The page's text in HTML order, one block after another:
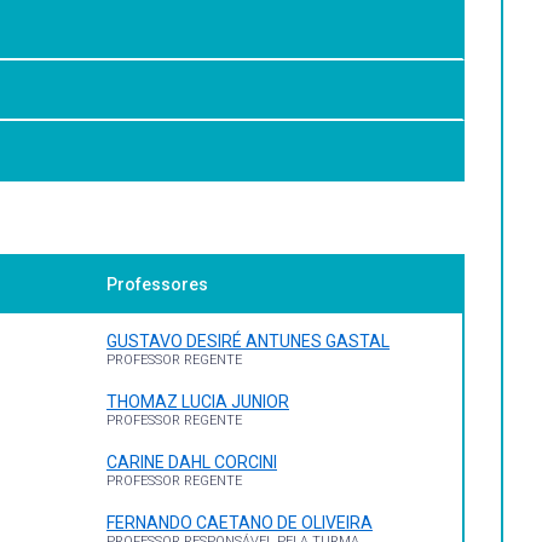
de reprodução.
Professores
GUSTAVO DESIRÉ ANTUNES GASTAL
PROFESSOR REGENTE
THOMAZ LUCIA JUNIOR
PROFESSOR REGENTE
CARINE DAHL CORCINI
PROFESSOR REGENTE
FERNANDO CAETANO DE OLIVEIRA